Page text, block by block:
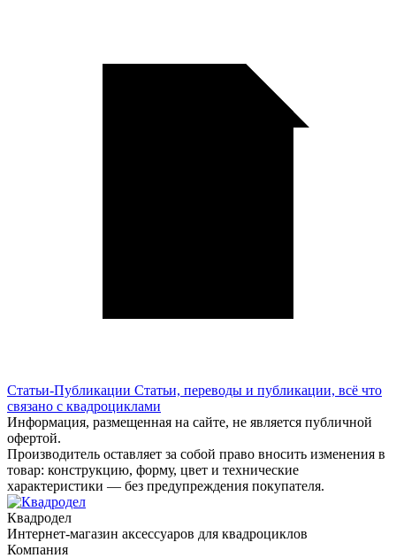
Статьи-Публикации Статьи, переводы и публикации, всё что
связано с квадроциклами
Информация, размещенная на сайте, не является публичной
офертой.
Производитель оставляет за собой право вносить изменения в
товар: конструкцию, форму, цвет и технические
характеристики — без предупреждения покупателя.
Квадродел
Интернет-магазин аксессуаров для квадроциклов
Компания